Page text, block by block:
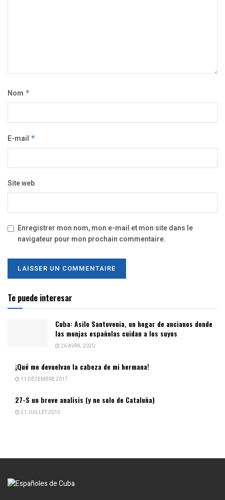
Nom *
E-mail *
Site web
Enregistrer mon nom, mon e-mail et mon site dans le
navigateur pour mon prochain commentaire.
Te puede interesar
Cuba: Asilo Santovenia, un hogar de ancianos donde
las monjas españolas cuidan a los suyos
26 AVRIL 2020
¡Qué me devuelvan la cabeza de mi hermana!
11 DÉCEMBRE 2017
27-S un breve analisis (y no solo de Cataluña)
21 JUILLET 2015